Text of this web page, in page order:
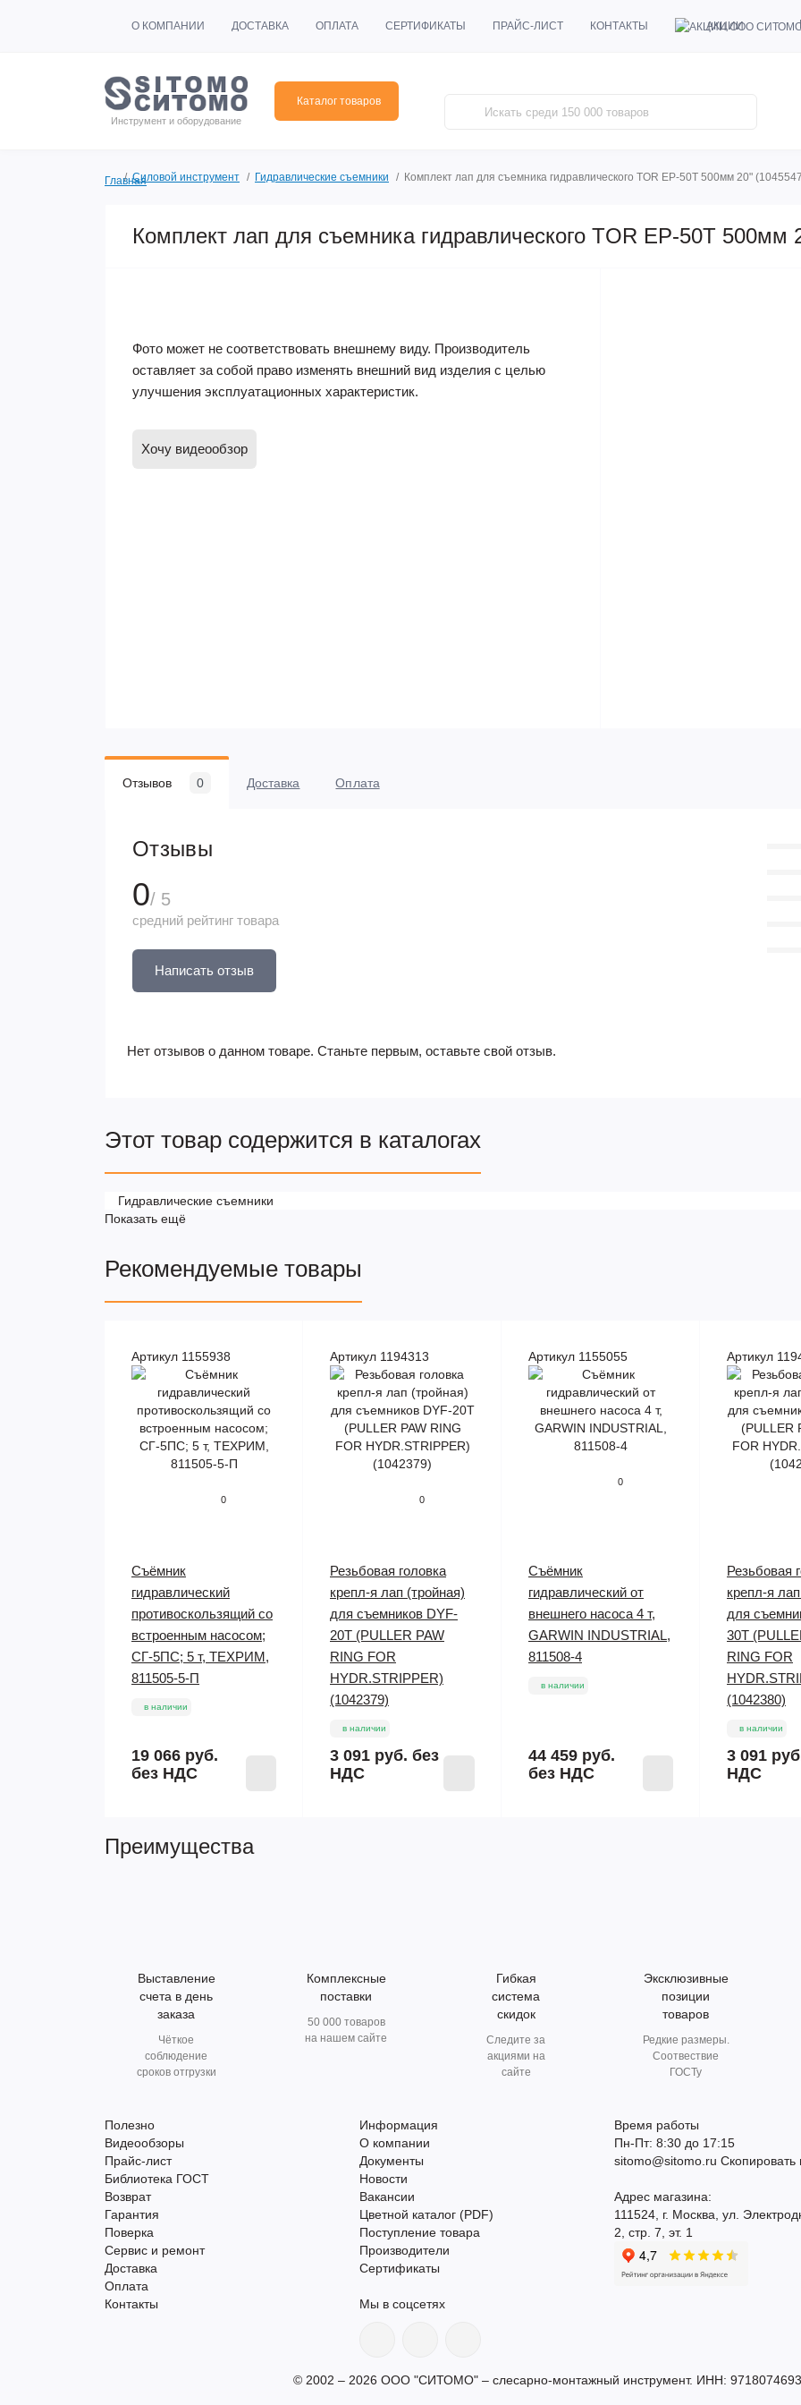
О КОМПАНИИ ДОСТАВКА ОПЛАТА СЕРТИФИКАТЫ ПРАЙС-ЛИСТ КОНТАКТЫ АКЦИИ
Инструмент и оборудование
Каталог товаров
ГлавнаяСиловой инструмент Гидравлические съемники Комплект лап для съемника гидравлического TOR EP-50T 500мм 20"
Комплект лап для съемника гидравлического TOR EP-50T 500мм
Фото может не соответствовать внешнему виду. Производитель
оставляет за собой право изменять внешний вид изделия с целью
улучшения эксплуатационных характеристик.
Хочу видеообзор
Отзывов 0 Доставка Оплата
Отзывы
0/ 5
средний рейтинг товара
Написать отзыв
Нет отзывов о данном товаре. Станьте первым, оставьте свой отзыв.
Этот товар содержится в каталогах
Гидравлические съемники
Показать ещё
Рекомендуемые товары
Артикул 1155938
0
Съёмник
гидравлический
противоскользящий со
встроенным насосом;
СГ-5ПС; 5 т, ТЕХРИМ,
811505-5-П
в наличии
19 066 руб.
без НДС
Артикул 1194313
0
Резьбовая головка
крепл-я лап (тройная)
для съемников DYF-
20Т (PULLER PAW
RING FOR
HYDR.STRIPPER)
(1042379)
в наличии
3 091 руб. без
НДС
Артикул 1155055
0
Съёмник
гидравлический от
внешнего насоса 4 т,
GARWIN INDUSTRIAL,
811508-4
в наличии
44 459 руб.
без НДС
Артикул
Резьбовая
крепл-я
для
30Т
RING FOR
(1042380)
в наличии
3 091
НДС
Преимущества
Выставление
счета в день
заказа
Чёткое
соблюдение
сроков отгрузки
Комплексные
поставки
50 000 товаров
на нашем сайте
Гибкая
система
скидок
Следите за
акциями на
сайте
Эксклюзивные
позиции
товаров
Редкие размеры.
Соотвествие
ГОСТу
Полезно
Видеообзоры
Прайс-лист
Библиотека ГОСТ
Возврат
Гарантия
Поверка
Сервис и ремонт
Доставка
Оплата
Контакты
Информация
О компании
Документы
Новости
Вакансии
Цветной каталог (PDF)
Поступление товара
Производители
Сертификаты
Мы в соцсетях
Время работы
Пн-Пт: 8:30 до 17:15
sitomo@sitomo.ru Скопировать
Адрес магазина:
111524, г. Москва, ул.
2, стр. 7, эт. 1
© 2002 – 2026 ООО "СИТОМО" – слесарно-монтажный инструмент. ИНН: